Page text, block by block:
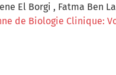
El Borgi , Fatma Ben
de Biologie Clinique: